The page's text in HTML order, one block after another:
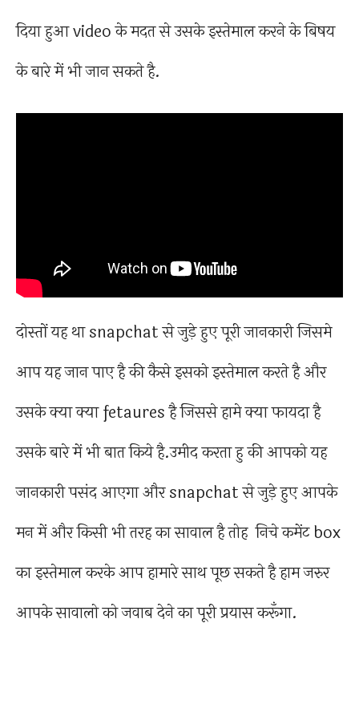
दिया हुआ video के मदत से उसके इस्तेमाल करने के बिषय
के बारे में भी जान सकते है.
दोस्तों यह था snapchat से जुड़े हुए पूरी जानकारी जिसमे
आप यह जान पाए है की कैसे इसको इस्तेमाल करते है और
उसके क्या क्या fetaures है जिससे हामे क्या फायदा है
उसके बारे में भी बात किये है.उमीद करता हु की आपको यह
जानकारी पसंद आएगा और snapchat से जुड़े हुए आपके
मन में और किसी भी तरह का सावाल है तोह निचे कमेंट box
का इस्तेमाल करके आप हामारे साथ पूछ सकते है हाम जरुर
आपके सावालो को जवाब देने का पूरी प्रयास करूँगा.